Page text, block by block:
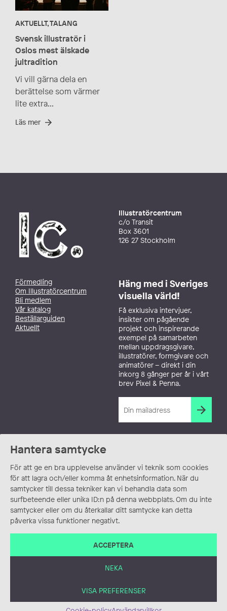
Hantera samtycke
För att ge en bra upplevelse använder vi teknik som cookies
för att lagra och/eller komma åt enhetsinformation. När du
samtycker till dessa tekniker kan vi behandla data som
surfbeteende eller unika ID:n på denna webbplats. Om du inte
samtycker eller om du återkallar ditt samtycke kan detta
påverka vissa funktioner negativt.
ACCEPTERA
NEKA
VISA PREFERENSER
AKTUELLT, TALANG
Svensk illustratör i
Oslos mest älskade
jultradition
Vi vill gärna dela en
berättelse som värmer
lite extra...
Läs mer
Illustratörcentrum
c/o Transit
Box 3601
126 27 Stockholm
Förmedling
Om Illustratörcentrum
Bli medlem
Vår katalog
Beställarguiden
Aktuellt
Häng med i Sveriges
visuella värld!
Få exklusiva intervjuer,
insikter om pågående
projekt och inspirerande
exempel på samarbeten
mellan uppdragsgivare,
illustratörer, formgivare och
animatörer – direkt i din
inkorg 8 gånger per år i vårt
brev Pixel & Penna.